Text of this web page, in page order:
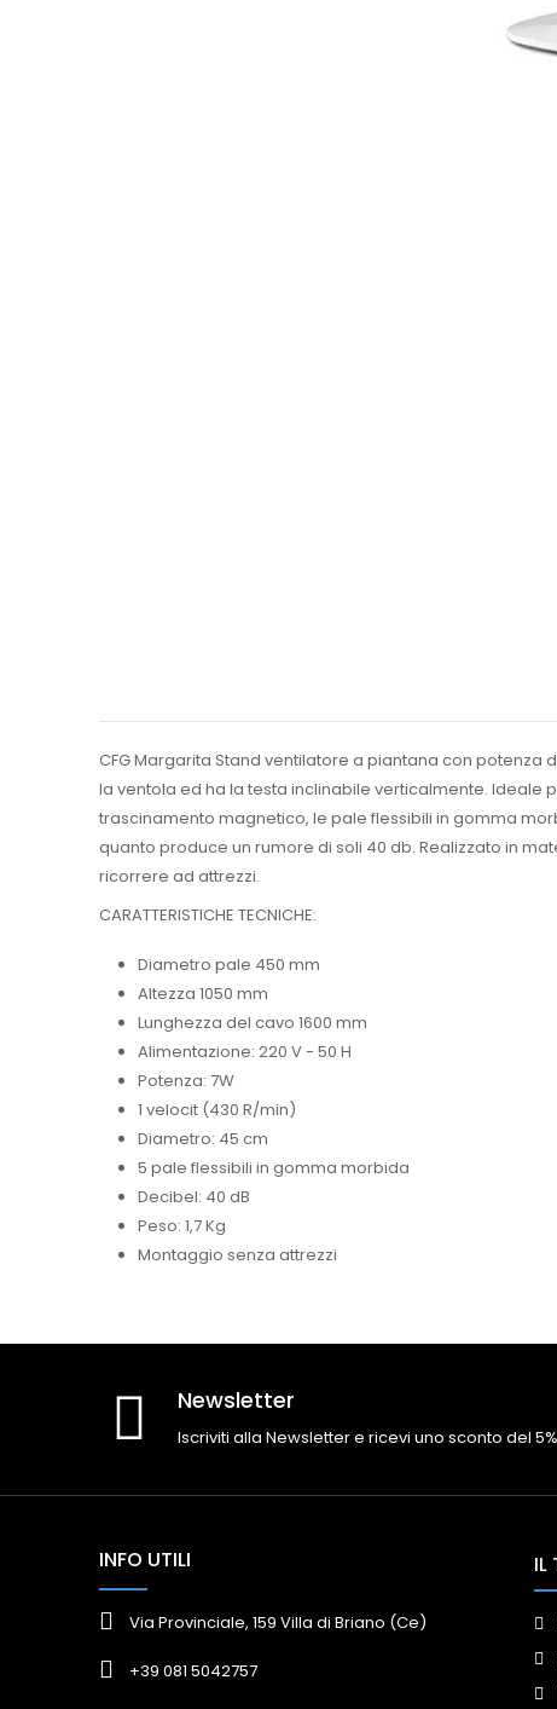
CFG Margarita Stand ventilatore a piantana con
la ventola ed ha la testa inclinabile verticalmente. Ideale
trascinamento magnetico, le pale flessibili in gomma
quanto produce un rumore di soli 40 db. Realizzato in
ricorrere ad attrezzi.
CARATTERISTICHE TECNICHE:
Diametro pale 450 mm
Altezza 1050 mm
Lunghezza del cavo 1600 mm
Alimentazione: 220 V - 50 H
Potenza: 7W
1 velocit (430 R/min)
Diametro: 45 cm
5 pale flessibili in gomma morbida
Decibel: 40 dB
Peso: 1,7 Kg
Montaggio senza attrezzi
Newsletter
Iscriviti alla Newsletter e ricevi uno sconto del
INFO UTILI
Via Provinciale, 159 Villa di Briano (Ce)
+39 081 5042757
IL